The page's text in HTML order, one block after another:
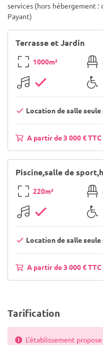
services (hors hébergement
Payant)
Terrasse et Jardin
1000m²
Location de salle seule
A partir de 3 000 € TTC
Piscine,salle de
220m²
Location de salle seule
A partir de 3 000 € TTC
Tarification
L'établissement